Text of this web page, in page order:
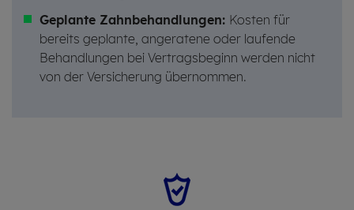
Geplante Zahnbehandlungen: Kosten für
bereits geplante, angeratene oder laufende
Behandlungen bei Vertragsbeginn werden nicht
von der Versicherung übernommen.